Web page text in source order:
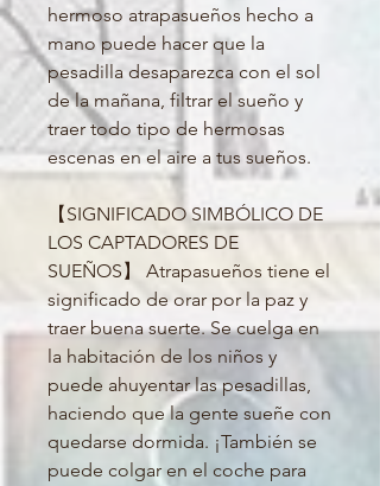
hermoso atrapasueños hecho a
mano puede hacer que la
pesadilla desaparezca con el sol
de la mañana, filtrar el sueño y
traer todo tipo de hermosas
escenas en el aire a tus sueños.
【SIGNIFICADO SIMBÓLICO DE
LOS CAPTADORES DE
SUEÑOS】 Atrapasueños tiene el
significado de orar por la paz y
traer buena suerte. Se cuelga en
la habitación de los niños y
puede ahuyentar las pesadillas,
haciendo que la gente sueñe con
quedarse dormida. ¡También se
puede colgar en el coche para